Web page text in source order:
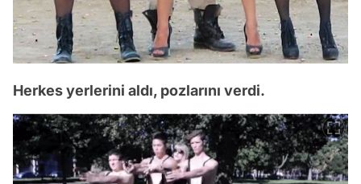
Herkes yerlerini aldı, pozlarını verdi.